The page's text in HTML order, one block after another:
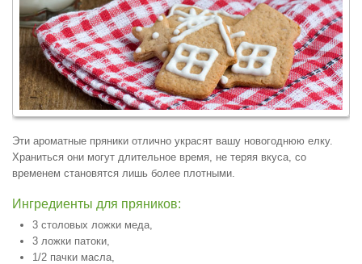
Эти ароматные пряники отлично украсят вашу новогоднюю елку.
Храниться они могут длительное время, не теряя вкуса, со
временем становятся лишь более плотными.
Ингредиенты для пряников:
3 столовых ложки меда,
3 ложки патоки,
1/2 пачки масла,